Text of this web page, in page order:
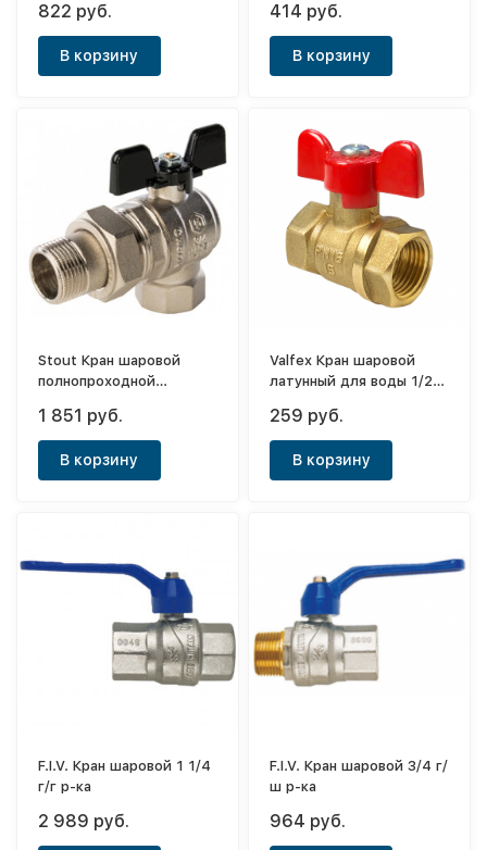
822 руб.
В корзину
414 руб.
В корзину
Stout Кран шаровой
полнопроходной
бабочка 3/4, американка
1 851 руб.
В корзину
Valfex Кран шаровой
латунный для воды 1/2"
259 руб.
В корзину
F.I.V. Кран шаровой 1 1/4
г/г р-ка
2 989 руб.
F.I.V. Кран шаровой 3/4 г/
ш р-ка
964 руб.